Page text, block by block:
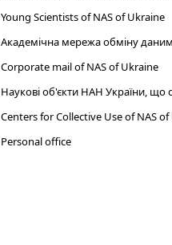
Young Scientists of NAS of Ukraine
Академічна мережа обміну
Corporate mail of NAS of Ukraine
Наукові об'єкти НАН України, що
Centers for Collective Use of NAS
Personal office